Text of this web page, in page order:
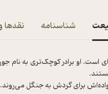
شناسنامه نقدها
است. او برادر کوچک‌تری به نام